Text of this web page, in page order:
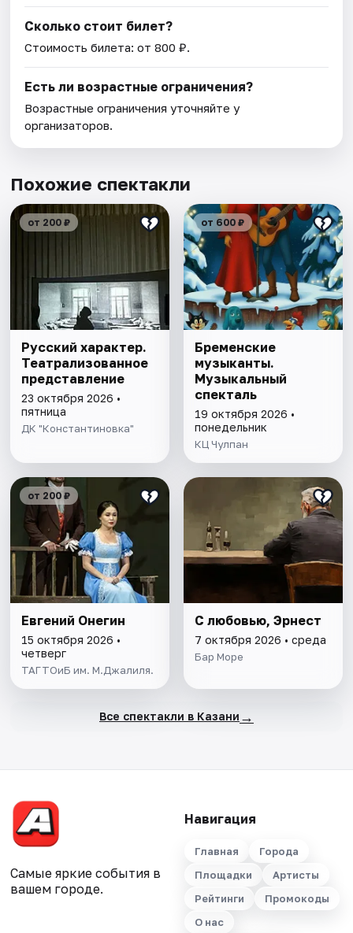
Сколько стоит билет?
Стоимость билета: от 800 ₽.
Есть ли возрастные ограничения?
Возрастные ограничения уточняйте у
организаторов.
Похожие спектакли
от 200 ₽
Русский характер.
Театрализованное
представление
23 октября 2026 •
пятница
ДК "Константиновка"
от 600 ₽
Бременские
музыканты.
Музыкальный
спекталь
19 октября 2026 •
понедельник
КЦ Чулпан
от 200 ₽
Евгений Онегин
15 октября 2026 •
четверг
ТАГТОиБ им. М.Джалиля.
С любовью, Эрнест
7 октября 2026 • среда
Бар Море
Все спектакли в Казани →
Самые яркие события в
вашем городе.
Навигация
Главная
Города
Площадки
Артисты
Рейтинги
Промокоды
О нас